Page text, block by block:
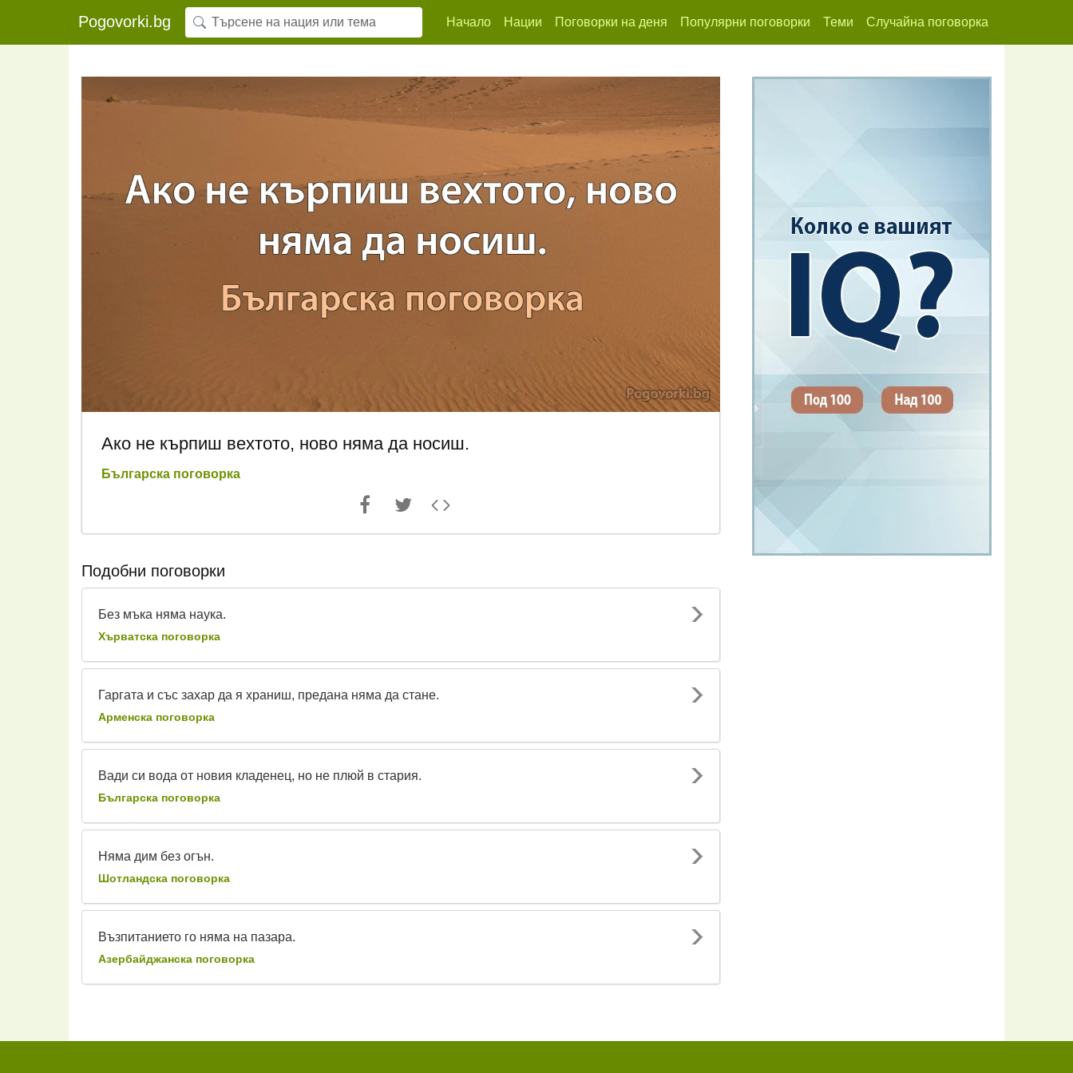
Pogovorki.bg Начало Нации Поговорки на деня Популярни поговорки Теми Случайна поговорка
Ако не кърпиш вехтото, ново няма да носиш.
Българска поговорка
Подобни поговорки
Без мъка няма наука.
Хърватска поговорка
Гаргата и със захар да я храниш, предана няма да стане.
Арменска поговорка
Вади си вода от новия кладенец, но не плюй в стария.
Българска поговорка
Няма дим без огън.
Шотландска поговорка
Възпитанието го няма на пазара.
Азербайджанска поговорка